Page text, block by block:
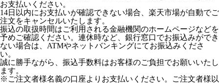
お支払いください。
14日以内にお支払いが確認できない場合、楽天市場が自動でご
注文をキャンセルいたします。
振込の取扱時間はご利用される金融機関のホームページなどを
予めご確認ください。連休時など、銀行窓口でお振込みができ
ない場合は、ATMやネットバンキングにてお振込みくださ
い。
誠に勝手ながら、振込手数料はお客様のご負担でお願いいたし
ます。
※ご注文者様名義の口座よりお支払いください。ご注文者様以